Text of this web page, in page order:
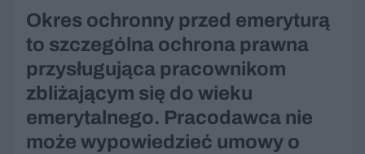
Okres ochronny przed emeryturą
to szczególna ochrona prawna
przysługująca pracownikom
zbliżającym się do wieku
emerytalnego. Pracodawca nie
może wypowiedzieć umowy o